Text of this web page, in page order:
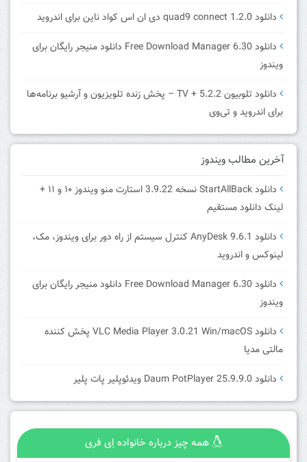
دانلود quad9 connect 1.2.0 دی ان اس کواد ناین برای اندروید
دانلود Free Download Manager 6.30 دانلود منیجر رایگان برای
ویندوز
دانلود تلوبیون 5.2.2 + TV – پخش زنده تلویزیون و آرشیو برنامه‌ها
برای اندروید و تی‌وی
آخرین مطالب ویندوز
دانلود StartAllBack نسخه 3.9.22 استارت منو ویندوز ۱۰ و ۱۱ +
لینک دانلود مستقیم
دانلود AnyDesk 9.6.1 کنترل سیستم از راه دور برای ویندوز، مک،
لینوکس و اندروید
دانلود Free Download Manager 6.30 دانلود منیجر رایگان برای
ویندوز
دانلود VLC Media Player 3.0.21 Win/macOS پخش کننده
مالتی مدیا
دانلود Daum PotPlayer 25.9.9.0 ویدئوپلیر پات پلیر
همه چیز درباره خانواده اِی فری